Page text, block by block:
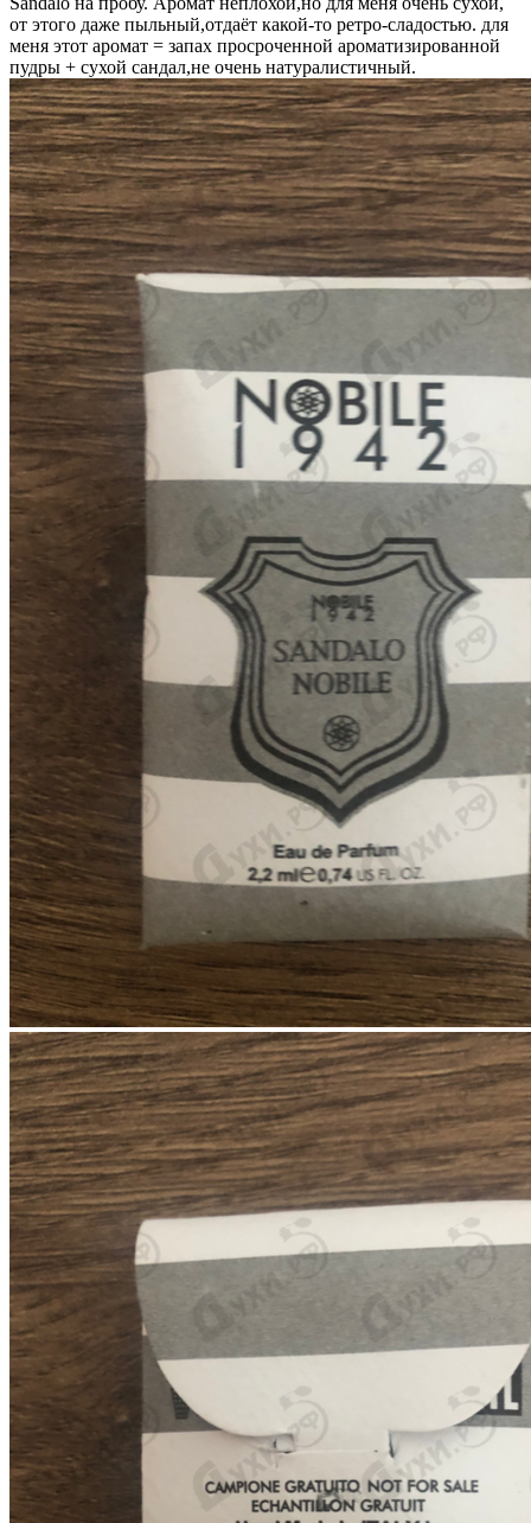
от этого даже пыльный,отдаёт какой-то ретро-сладостью. для
меня этот аромат = запах просроченной ароматизированной
пудры + сухой сандал,не очень натуралистичный.